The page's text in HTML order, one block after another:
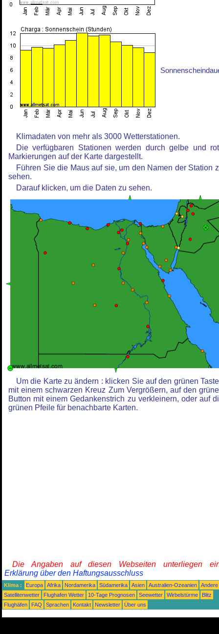
Klimadaten von mehr als 3000 Wetterstationen.
Die verfügbaren Stationen werden durch gelbe und
Markierungen auf der Karte dargestellt.
Führen Sie die Maus auf sie, um den Namen der Station
sehen.
Darauf klicken, um die Daten zu sehen.
Um die Karte zu ändern : klicken Sie auf den grünen
mit einem schwarzen Kreuz Zum Vergrößern, auf den
Button mit einem Gedankenstrich zu verkleinern, oder auf
grünen Pfeile für benachbarte Karten.
Die Angaben auf diesen Webseiten unterliegen
Erklärung über den Haftungsausschluss
Klima : Europa Afrika Nordamerika Südamerika Asien Australien-Ozeanien
Andere
Satellitenwetter
Flughafen Wetter 10-Tage Prognosen Seewetter Wirbelstürme
Blitz
Flughäfen
FAQ Sprachen Kontakt Newsletter Über uns